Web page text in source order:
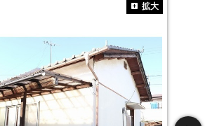
拡大